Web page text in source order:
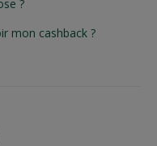
?
mon cashback ?